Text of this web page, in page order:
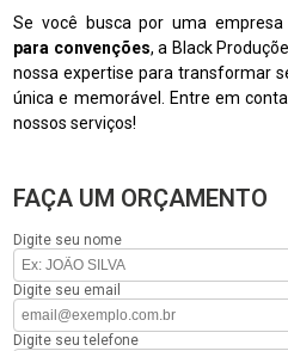
Se você busca por uma empresa
para convenções, a Black
nossa expertise para transformar
única e memorável. Entre em
nossos serviços!
FAÇA UM ORÇAMENTO
Digite seu nome
Digite seu email
Digite seu telefone